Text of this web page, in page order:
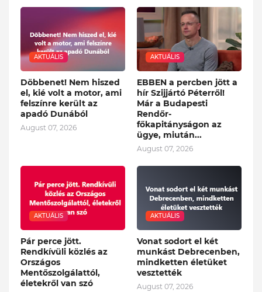
AKTUÁLIS
Döbbenet! Nem hiszed
el, kié volt a motor, ami
felszínre került az
apadó Dunából
August 07, 2026
AKTUÁLIS
EBBEN a percben jött a
hír Szijjártó Péterről!
Már a Budapesti
Rendőr-
főkapitányságon az
ügye, miután...
August 07, 2026
AKTUÁLIS
Pár perce jött.
Rendkívüli közlés az
Országos
Mentőszolgálattól,
életekről van szó
AKTUÁLIS
Vonat sodort el két
munkást Debrecenben,
mindketten életüket
vesztették
August 07, 2026